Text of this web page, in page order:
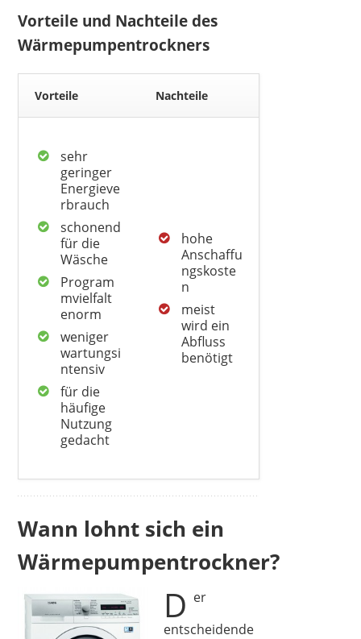
Vorteile und Nachteile des
Wärmepumpentrockners
Vorteile Nachteile
sehr
geringer
Energieve
rbrauch
schonend
für die
Wäsche
Program
mvielfalt
enorm
weniger
wartungsi
ntensiv
für die
häufige
Nutzung
gedacht
hohe
Anschaffu
ngskoste
n
meist
wird ein
Abfluss
benötigt
Wann lohnt sich ein
Wärmepumpentrockner?
D er
entscheidende